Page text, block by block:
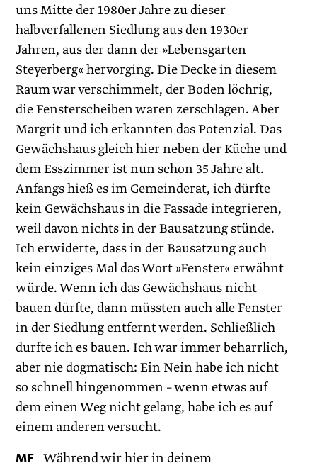
uns Mitte der 1980er Jahre zu dieser
halbverfallenen Siedlung aus den 1930er
Jahren, aus der dann der »Lebensgarten
Steyerberg« hervorging. Die Decke in diesem
Raum war verschimmelt, der Boden löchrig,
die Fensterscheiben waren zerschlagen. Aber
Margrit und ich erkannten das Potenzial. Das
Gewächshaus gleich hier neben der Küche und
dem Esszimmer ist nun schon 35 Jahre alt.
Anfangs hieß es im Gemeinderat, ich dürfte
kein Gewächshaus in die Fassade integrieren,
weil davon nichts in der Bausatzung stünde.
Ich erwiderte, dass in der Bausatzung auch
kein einziges Mal das Wort »Fenster« erwähnt
würde. Wenn ich das Gewächshaus nicht
bauen dürfte, dann müssten auch alle Fenster
in der Siedlung entfernt werden. Schließlich
durfte ich es bauen. Ich war immer beharrlich,
aber nie dogmatisch: Ein Nein habe ich nicht
so schnell hingenommen – wenn etwas auf
dem einen Weg nicht gelang, habe ich es auf
einem anderen versucht.
MF Während wir hier in deinem